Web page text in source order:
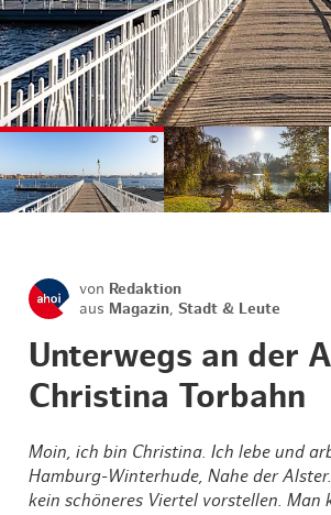
© ©
von Redaktion
aus Magazin ,Stadt & Leute
Unterwegs an der
Christina Torbahn
Moin, ich bin Christina. Ich lebe und
Hamburg-Winterhude, Nahe der
kein schöneres Viertel vorstellen. Man